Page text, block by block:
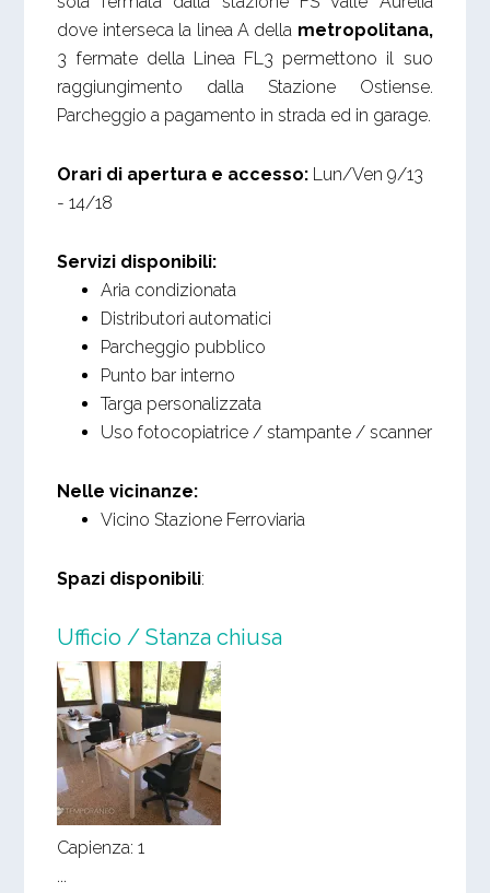
dove interseca la linea A della metropolitana,
3 fermate della Linea FL3 permettono il suo
raggiungimento dalla Stazione Ostiense.
Parcheggio a pagamento in strada ed in garage.
Orari di apertura e accesso: Lun/Ven 9/13
- 14/18
Servizi disponibili:
Aria condizionata
Distributori automatici
Parcheggio pubblico
Punto bar interno
Targa personalizzata
Uso fotocopiatrice / stampante / scanner
Nelle vicinanze:
Vicino Stazione Ferroviaria
Spazi disponibili:
Ufficio / Stanza chiusa
Capienza: 1
...